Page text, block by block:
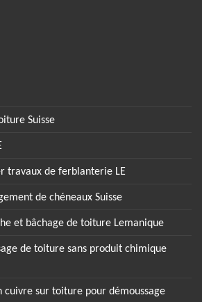
Suisse
travaux de ferblanterie LE
de chéneaux Suisse
et bâchage de toiture Lemanique
de toiture sans produit chimique
cuivre sur toiture pour démoussage